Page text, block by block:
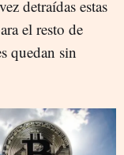
detraídas estas
el resto de
quedan sin